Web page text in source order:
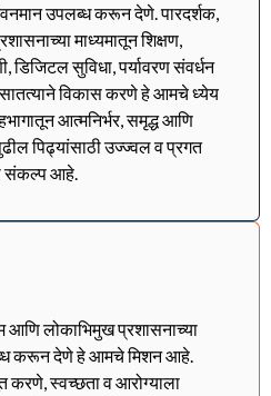
उपलब्ध करून देणे. पारदर्शक,
माध्यमातून शिक्षण,
डिजिटल सुविधा, पर्यावरण संवर्धन
विकास करणे हे आमचे ध्येय
आत्मनिर्भर, समृद्ध आणि
पिढ्यांसाठी उज्ज्वल व प्रगत
संकल्प आहे.
आणि लोकाभिमुख प्रशासनाच्या
करून देणे हे आमचे मिशन आहे.
करणे, स्वच्छता व आरोग्याला